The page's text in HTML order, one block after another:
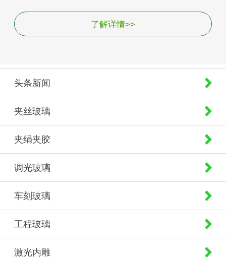
了解详情>>
头条新闻
夹丝玻璃
夹绢夹胶
调光玻璃
车刻玻璃
工程玻璃
激光内雕